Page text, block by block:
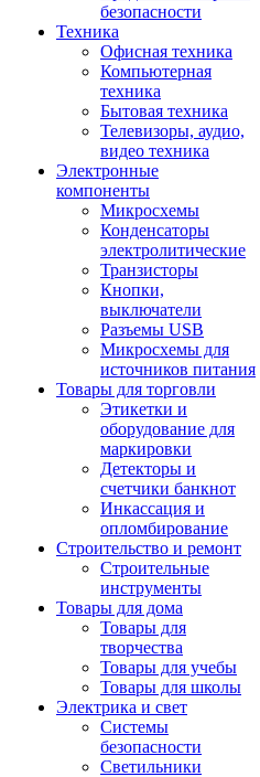
безопасности
Техника
Офисная техника
Компьютерная
техника
Бытовая техника
Телевизоры, аудио,
видео техника
Электронные
компоненты
Микросхемы
Конденсаторы
электролитические
Транзисторы
Кнопки,
выключатели
Разъемы USB
Микросхемы для
источников питания
Товары для торговли
Этикетки и
оборудование для
маркировки
Детекторы и
счетчики банкнот
Инкассация и
опломбирование
Строительство и ремонт
Строительные
инструменты
Товары для дома
Товары для
творчества
Товары для учебы
Товары для школы
Электрика и свет
Системы
безопасности
Светильники